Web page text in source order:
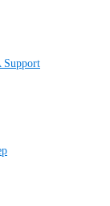
Support